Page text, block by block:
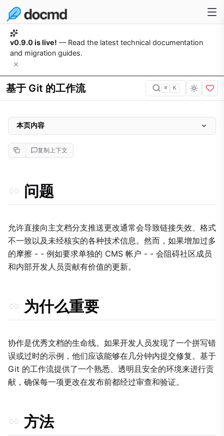
v0.9.0 is live! — Read the latest technical documentation
and migration guides.
基于 Git 的工作流 ⌘ K
复制上下文
问题
允许直接向主文档分支推送更改通常会导致链接失效、格式
不一致以及未经核实的各种技术信息。然而，如果增加过多
的摩擦 - - 例如要求单独的 CMS 帐户 - - 会阻碍社区成员
和内部开发人员贡献有价值的更新。
为什么重要
协作是优秀文档的生命线。如果开发人员发现了一个拼写错
误或过时的示例，他们应该能够在几分钟内提交修复。基于
Git 的工作流提供了一个熟悉、透明且安全的环境来进行贡
献，确保每一项更改在发布前都经过审查和验证。
方法
本页内容
问题
为什么重要
实施
2. 利用 Threads 插件进行上下文审查
3. CI 中的自动化验证
权衡